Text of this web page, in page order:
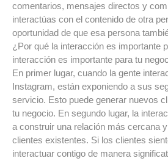
comentarios, mensajes directos y
interactúas con el contenido de otra
oportunidad de que esa persona
¿Por qué la interacción es importante
interacción es importante para tu
En primer lugar, cuando la gente
Instagram, están exponiendo a sus
servicio. Esto puede generar nuevos
tu negocio. En segundo lugar, la
a construir una relación más cercana
clientes existentes. Si los clientes
interactuar contigo de manera